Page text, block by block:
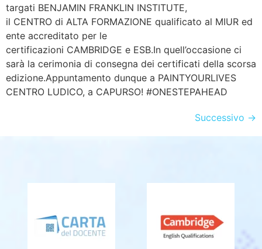
targati BENJAMIN FRANKLIN INSTITUTE,
il CENTRO di ALTA FORMAZIONE qualificato al MIUR ed
ente accreditato per le
certificazioni CAMBRIDGE e ESB.In quell’occasione ci
sarà la cerimonia di consegna dei certificati della scorsa
edizione.Appuntamento dunque a PAINTYOURLIVES
CENTRO LUDICO, a CAPURSO! #ONESTEPAHEAD
Successivo →